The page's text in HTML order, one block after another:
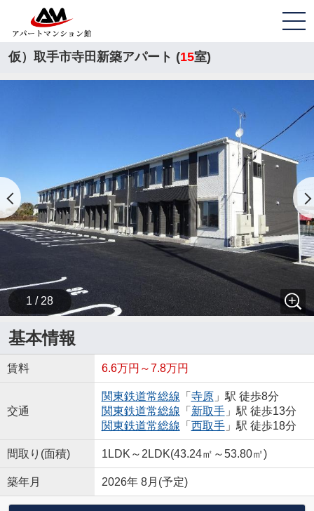
仮）取手市寺田新築アパート (15室)
1 / 28
基本情報
賃料 6.6万円～7.8万円
交通
関東鉄道常総線 「 寺原」駅 徒歩8分
関東鉄道常総線 「 新取手」駅 徒歩13分
関東鉄道常総線 「 西取手」駅 徒歩18分
間取り(面積) 1LDK～2LDK(43.24㎡～53.80㎡)
築年月 2026年 8月(予定)